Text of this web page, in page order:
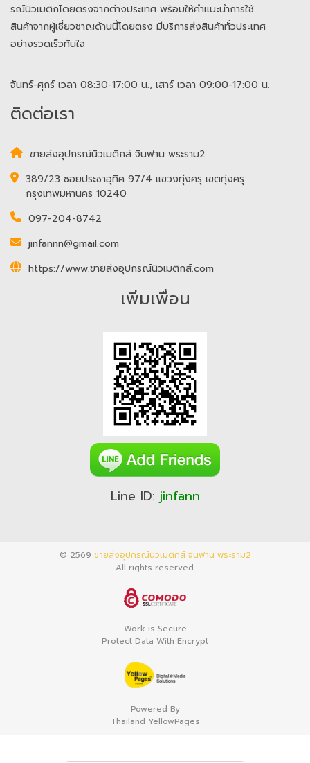
รณ์นิวเมติกโดยตรงจากต่างประเทศ พร้อมให้คำแนะนำการใช้
สินค้าจากผู้เชี่ยวชาญด้านนี้โดยตรง มีบริการส่งสินค้าทั่วประเทศ
อย่างรวดเร็วทันใจ
จันทร์-ศุกร์ เวลา 08:30-17:00 น., เสาร์ เวลา 09:00-17:00 น.
ติดต่อเรา
ขายส่งอุปกรณ์นิวเมติกส์ จินฟาน พระราม2
389/23 ซอยประชาอุทิศ 97/4 แขวงทุ่งครุ เขตทุ่งครุ
กรุงเทพมหานคร 10240
097-204-8742
jinfannn@gmail.com
https://www.ขายส่งอุปกรณ์นิวเมติกส์.com
เพิ่มเพื่อน
Line ID: jinfann
© 2569 ขายส่งอุปกรณ์นิวเมติกส์ จินฟาน พระราม2
All rights reserved.
Work is Secure
Protect Data With Encrypt
Powered By
Thailand YellowPages